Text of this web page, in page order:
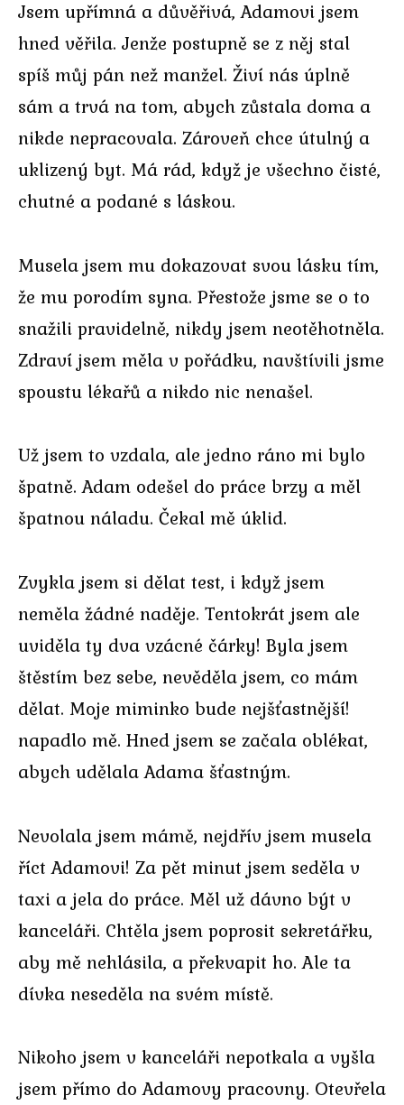
Jsem upřímná a důvěřivá, Adamovi jsem
hned věřila. Jenže postupně se z něj stal
spíš můj pán než manžel. Živí nás úplně
sám a trvá na tom, abych zůstala doma a
nikde nepracovala. Zároveň chce útulný a
uklizený byt. Má rád, když je všechno čisté,
chutné a podané s láskou.
Musela jsem mu dokazovat svou lásku tím,
že mu porodím syna. Přestože jsme se o to
snažili pravidelně, nikdy jsem neotěhotněla.
Zdraví jsem měla v pořádku, navštívili jsme
spoustu lékařů a nikdo nic nenašel.
Už jsem to vzdala, ale jedno ráno mi bylo
špatně. Adam odešel do práce brzy a měl
špatnou náladu. Čekal mě úklid.
Zvykla jsem si dělat test, i když jsem
neměla žádné naděje. Tentokrát jsem ale
uviděla ty dva vzácné čárky! Byla jsem
štěstím bez sebe, nevěděla jsem, co mám
dělat. Moje miminko bude nejšťastnější!
napadlo mě. Hned jsem se začala oblékat,
abych udělala Adama šťastným.
Nevolala jsem mámě, nejdřív jsem musela
říct Adamovi! Za pět minut jsem seděla v
taxi a jela do práce. Měl už dávno být v
kanceláři. Chtěla jsem poprosit sekretářku,
aby mě nehlásila, a překvapit ho. Ale ta
dívka neseděla na svém místě.
Nikoho jsem v kanceláři nepotkala a vyšla
jsem přímo do Adamovy pracovny. Otevřela